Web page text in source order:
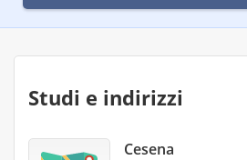
Studi e indirizzi
Cesena